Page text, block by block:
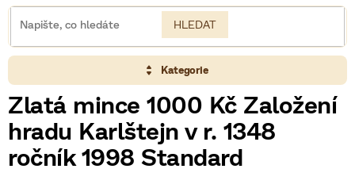
HLEDAT
Kategorie
Zlatá mince 1000 Kč Založení
hradu Karlštejn v r. 1348
ročník 1998 Standard